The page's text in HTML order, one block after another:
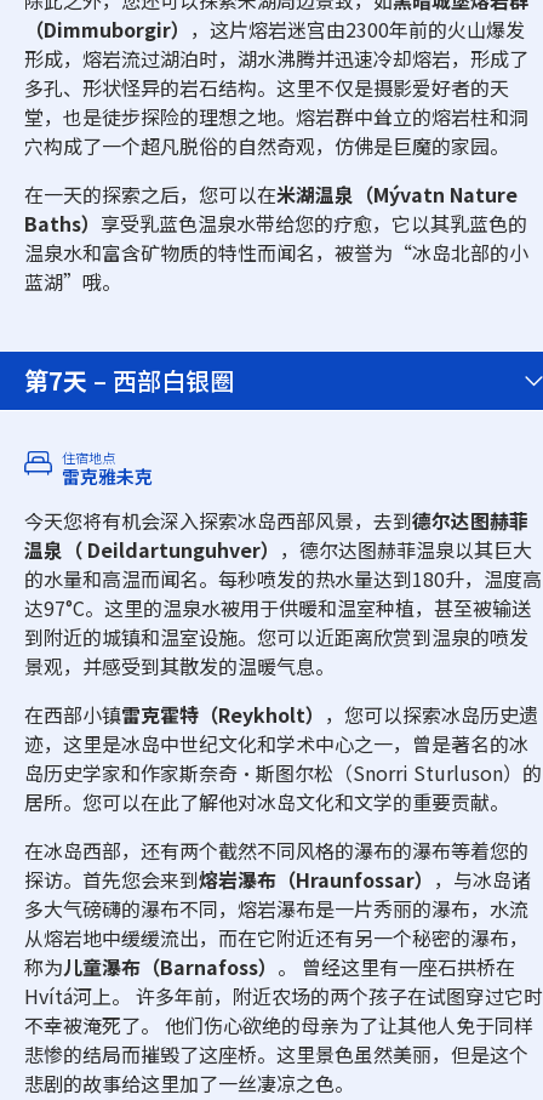
（Dimmuborgir） ，这片熔岩迷宫由2300年前的火山爆发
形成，熔岩流过湖泊时，湖水沸腾并迅速冷却熔岩，形成了
多孔、形状怪异的岩石结构。这里不仅是摄影爱好者的天
堂，也是徒步探险的理想之地。熔岩群中耸立的熔岩柱和洞
穴构成了一个超凡脱俗的自然奇观，仿佛是巨魔的家园。
在一天的探索之后，您可以在米湖温泉（Mývatn Nature
Baths） 享受乳蓝色温泉水带给您的疗愈，它以其乳蓝色的
温泉水和富含矿物质的特性而闻名，被誉为“冰岛北部的小
蓝湖”哦。
第7天 – 西部白银圈
住宿地点
雷克雅未克
今天您将有机会深入探索冰岛西部风景，去到德尔达图赫菲
温泉（ Deildartunguhver） ，德尔达图赫菲温泉以其巨大
的水量和高温而闻名。每秒喷发的热水量达到180升，温度高
达97°C。这里的温泉水被用于供暖和温室种植，甚至被输送
到附近的城镇和温室设施。您可以近距离欣赏到温泉的喷发
景观，并感受到其散发的温暖气息。
在西部小镇雷克霍特（Reykholt） ，您可以探索冰岛历史遗
迹，这里是冰岛中世纪文化和学术中心之一，曾是著名的冰
岛历史学家和作家斯奈奇·斯图尔松（Snorri Sturluson）的
居所。您可以在此了解他对冰岛文化和文学的重要贡献。
在冰岛西部，还有两个截然不同风格的瀑布的瀑布等着您的
探访。首先您会来到熔岩瀑布（Hraunfossar） ，与冰岛诸
多大气磅礴的瀑布不同，熔岩瀑布是一片秀丽的瀑布，水流
从熔岩地中缓缓流出，而在它附近还有另一个秘密的瀑布，
称为儿童瀑布（Barnafoss） 。 曾经这里有一座石拱桥在
Hvítá河上。 许多年前，附近农场的两个孩子在试图穿过它时
不幸被淹死了。 他们伤心欲绝的母亲为了让其他人免于同样
悲惨的结局而摧毁了这座桥。这里景色虽然美丽，但是这个
悲剧的故事给这里加了一丝凄凉之色。